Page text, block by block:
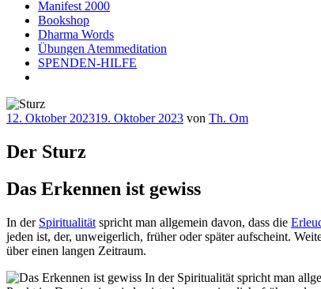
Manifest 2000
Bookshop
Dharma Words
Übungen Atemmeditation
SPENDEN-HILFE
Veröffentlicht
12. Oktober 202319. Oktober 2023 von Th. Om
Der Sturz
Das Erkennen ist gewiss
In der Spiritualität spricht man allgemein davon, dass die
jeden ist, der, unweigerlich, früher oder später aufscheint.
über einen langen Zeitraum.